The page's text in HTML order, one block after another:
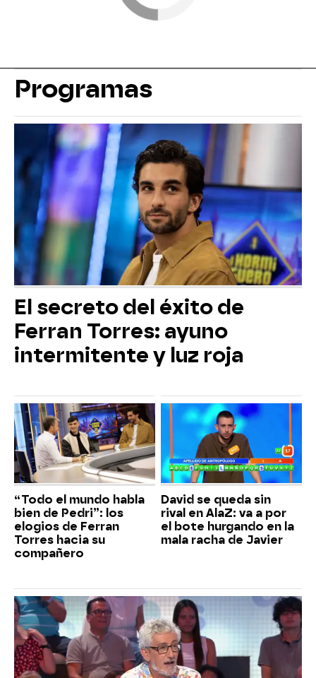
Programas
El secreto del éxito de
Ferran Torres: ayuno
intermitente y luz roja
“Todo el mundo habla
bien de Pedri”: los
elogios de Ferran
Torres hacia su
compañero
David se queda sin
rival en AlaZ: va a por
el bote hurgando en la
mala racha de Javier